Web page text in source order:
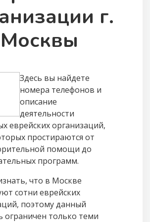
г.
Москвы
Здесь вы найдете
номера телефонов и
описание
деятельности
еврейских организаций,
простираются от
помощи до
программ.
что в Москве
сотни еврейских
поэтому данный
ограничен только теми